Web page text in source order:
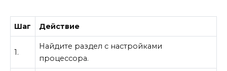
Шаг Действие
1.
Найдите раздел с настройками
процессора.